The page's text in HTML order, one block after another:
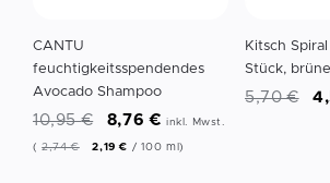
CANTU
feuchtigkeitsspendendes
Avocado Shampoo
10,95€ 8,76€ inkl. Mwst.
(2,74€ 2,19€ / 100 ml)
Kitsch
Stück,
5,70€